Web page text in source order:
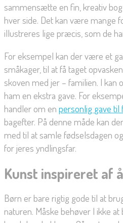
sammensætte en fin, kreativ
hver side. Det kan være mange
illustreres lige præcis, som de
For eksempel kan der være et
småkager, til at få taget
skoven med jer – familien. I kan
ham en ekstra gave. For
handler om en personlig gave til
bagefter. På denne måde kan
med til at samle fødselsdagen
for jeres yndlingsfar.
Kunst inspireret af
Børn er bare rigtig gode til at
naturen. Måske behøver I ikke